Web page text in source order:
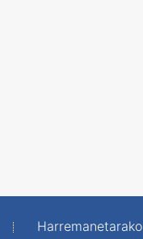
Harremanetarako